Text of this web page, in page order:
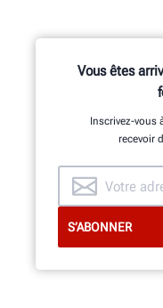
Vous êtes
Inscrivez-vous
recevoir